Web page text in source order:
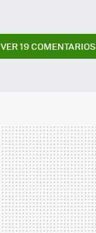
VER19 COMENTARIOS